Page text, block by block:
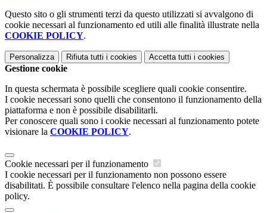
Questo sito o gli strumenti terzi da questo utilizzati si avvalgono di
cookie necessari al funzionamento ed utili alle finalità illustrate nella
COOKIE POLICY.
Personalizza Rifiuta tutti i cookies Accetta tutti i cookies
Gestione cookie
In questa schermata è possibile scegliere quali cookie consentire.
I cookie necessari sono quelli che consentono il funzionamento della
piattaforma e non è possibile disabilitarli.
Per conoscere quali sono i cookie necessari al funzionamento potete
visionare la COOKIE POLICY.
Cookie necessari per il funzionamento
I cookie necessari per il funzionamento non possono essere
disabilitati. È possibile consultare l'elenco nella pagina della cookie
policy.